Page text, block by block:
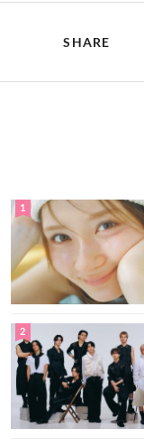
SHARE
1
2